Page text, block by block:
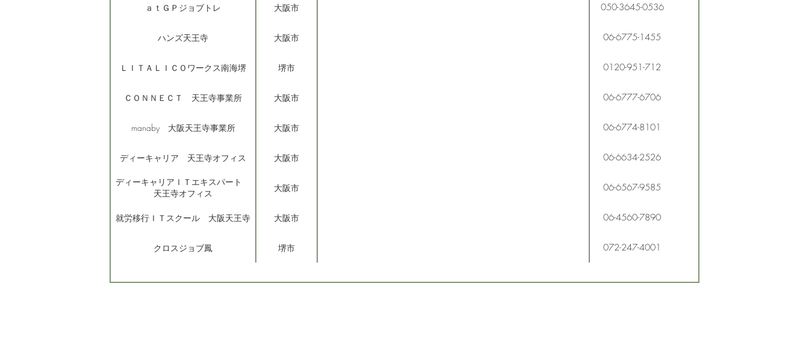
ａｔＧＰジョブトレ 大阪市 050-3645-0536
ハンズ天王寺 大阪市 06-6775-1455
ＬＩＴＡＬＩＣＯワークス南海堺 堺市 0120-951-712
ＣＯＮＮＥＣＴ 天王寺事業所 大阪市 06-6777-6706
manaby 大阪天王寺事業所 大阪市 06-6774-8101
ディーキャリア 天王寺オフィス 大阪市 06-6634-2526
ディーキャリアＩＴエキスパート
天王寺オフィス
大阪市 06-6567-9585
就労移行ＩＴスクール 大阪天王寺 大阪市 06-4560-7890
クロスジョブ鳳 堺市 072-247-4001